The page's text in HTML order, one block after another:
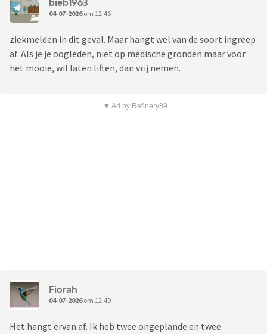
04-07-2026om 12:46
ziekmelden in dit geval. Maar hangt wel van de soort ingreep
af. Als je je oogleden, niet op medische gronden maar voor
het mooie, wil laten liften, dan vrij nemen.
▼ Ad by Refinery89
Fiorah
04-07-2026om 12:49
Het hangt ervan af. Ik heb twee ongeplande en twee